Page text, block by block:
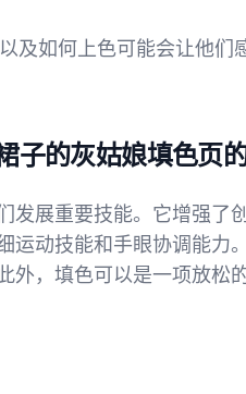
及如何上色可能会让他们
子的灰姑娘填色页
发展重要技能。它增强了
运动技能和手眼协调能力
外，填色可以是一项放松